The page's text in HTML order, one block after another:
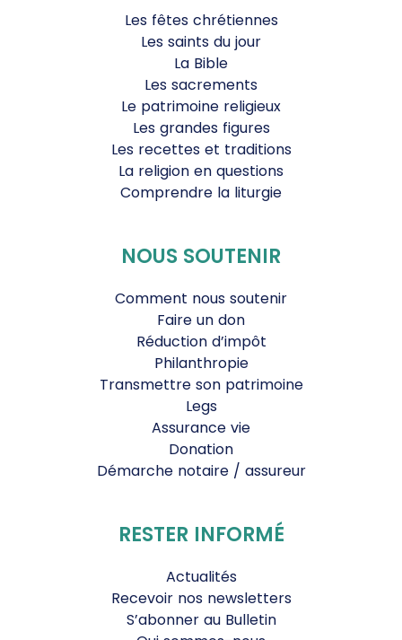
Les fêtes chrétiennes
Les saints du jour
La Bible
Les sacrements
Le patrimoine religieux
Les grandes figures
Les recettes et traditions
La religion en questions
Comprendre la liturgie
NOUS SOUTENIR
Comment nous soutenir
Faire un don
Réduction d’impôt
Philanthropie
Transmettre son patrimoine
Legs
Assurance vie
Donation
Démarche notaire / assureur
RESTER INFORMÉ
Actualités
Recevoir nos newsletters
S’abonner au Bulletin